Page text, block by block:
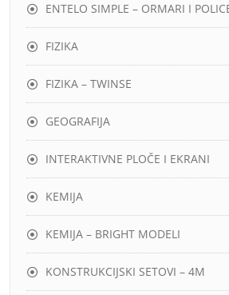
ENTELO SIMPLE – ORMARI I
FIZIKA
FIZIKA – TWINSE
GEOGRAFIJA
INTERAKTIVNE PLOČE I EKRANI
KEMIJA
KEMIJA – BRIGHT MODELI
KONSTRUKCIJSKI SETOVI – 4M